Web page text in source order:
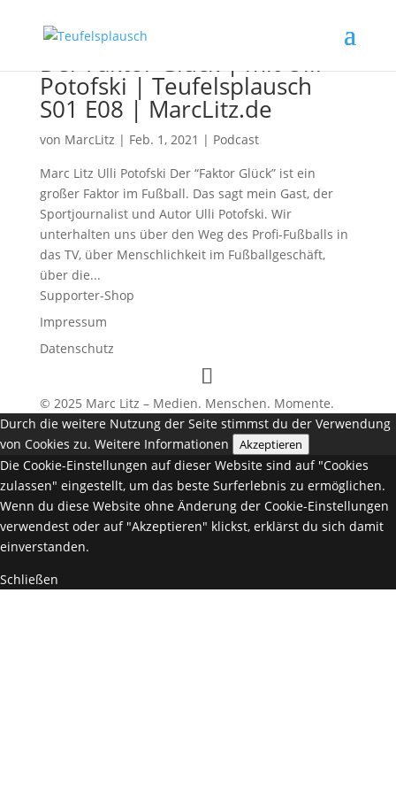
Der Faktor Glück | mit Ulli
Potofski | Teufelsplausch
S01 E08 | MarcLitz.de
von MarcLitz | Feb. 1, 2021 | Podcast
Marc Litz Ulli Potofski Der “Faktor Glück” ist ein
großer Faktor im Fußball. Das sagt mein Gast, der
Sportjournalist und Autor Ulli Potofski. Wir
unterhalten uns über den Weg des Profi-Fußballs in
das TV, über Menschlichkeit im Fußballgeschäft,
über die...
Supporter-Shop
Impressum
Datenschutz
© 2025 Marc Litz – Medien. Menschen. Momente.
Durch die weitere Nutzung der Seite stimmst du der Verwendung
von Cookies zu. Weitere Informationen Akzeptieren
Die Cookie-Einstellungen auf dieser Website sind auf "Cookies
zulassen" eingestellt, um das beste Surferlebnis zu ermöglichen.
Wenn du diese Website ohne Änderung der Cookie-Einstellungen
verwendest oder auf "Akzeptieren" klickst, erklärst du sich damit
einverstanden.
Schließen